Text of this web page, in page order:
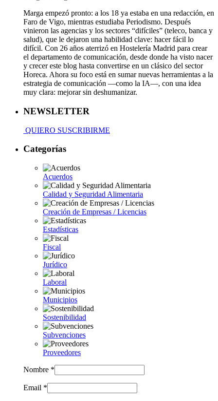
Marga empezó pronto: a los 18 ya estaba en una redacción, en
Faro de Vigo, mientras estudiaba Periodismo. Después
vinieron las agencias y los sectores “difíciles” (teleco, banca y
salud), que le dejaron una habilidad clave: hacer fácil lo
difícil. Con 26 años aterrizó en Hostelería Madrid para crear
el departamento de comunicación, desde donde ha visto nacer
y crecer este blog hasta convertirse en un clásico del sector
Horeca. Ahora su foco está en sumar nuevas herramientas a la
estrategia de comunicación —como la IA—, con una idea
muy clara: mejorar sin deshumanizar.
NEWSLETTER
QUIERO SUSCRIBIRME
Categorías
Acuerdos
Calidad y Seguridad Alimentaria
Creación de Empresas / Licencias
Estadísticas
Fiscal
Jurídico
Laboral
Municipios
Sostenibilidad
Subvenciones
Proveedores
Nombre *
Email *